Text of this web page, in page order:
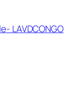
LAVDCONGO